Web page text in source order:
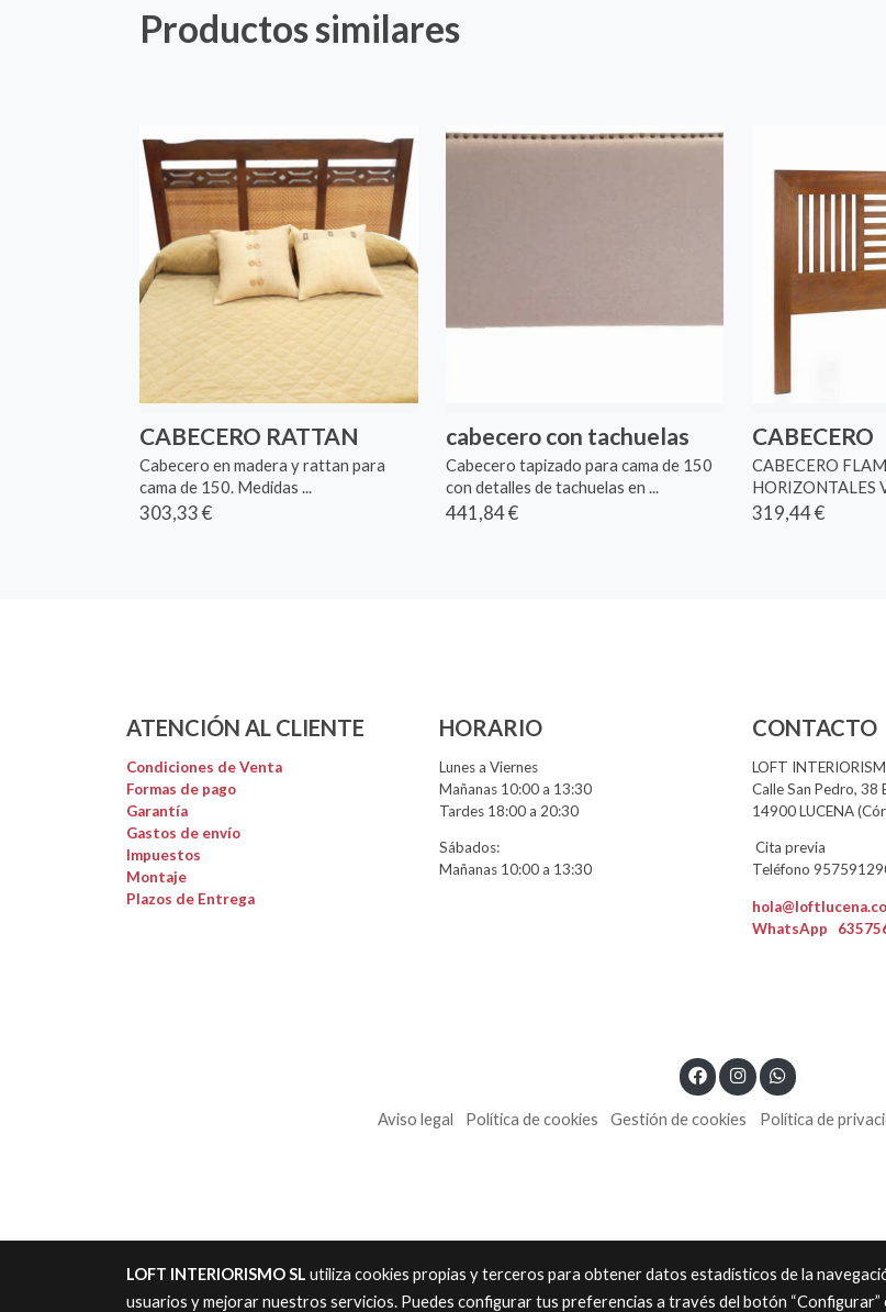
Productos similares
CABECERO RATTAN
Cabecero en madera y rattan para
cama de 150. Medidas ...
303,33 €
cabecero con tachuelas
Cabecero tapizado para cama de 150
con detalles de tachuelas en ...
441,84 €
CABECERO
CABECERO
HORIZONTALES
319,44 €
ATENCIÓN AL CLIENTE
Condiciones de Venta
Formas de pago
Garantía
Gastos de envío
Impuestos
Montaje
Plazos de Entrega
HORARIO
Lunes a Viernes
Mañanas 10:00 a 13:30
Tardes 18:00 a 20:30
Sábados:
Mañanas 10:00 a 13:30
CONTACTO
LOFT
Calle San Pedro, 38
14900 LUCENA
Cita previa
Teléfono
WhatsApp
Aviso legal Política de cookies Gestión de cookies Política de
LOFT INTERIORISMO SL utiliza cookies propias y terceros para obtener datos estadísticos de la
usuarios y mejorar nuestros servicios. Puedes configurar tus preferencias a través del botón “Configurar”